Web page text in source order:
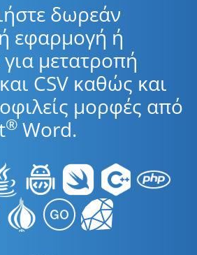
δωρεάν
εφαρμογή ή
μετατροπή
CSV καθώς και
μορφές από
® Word.